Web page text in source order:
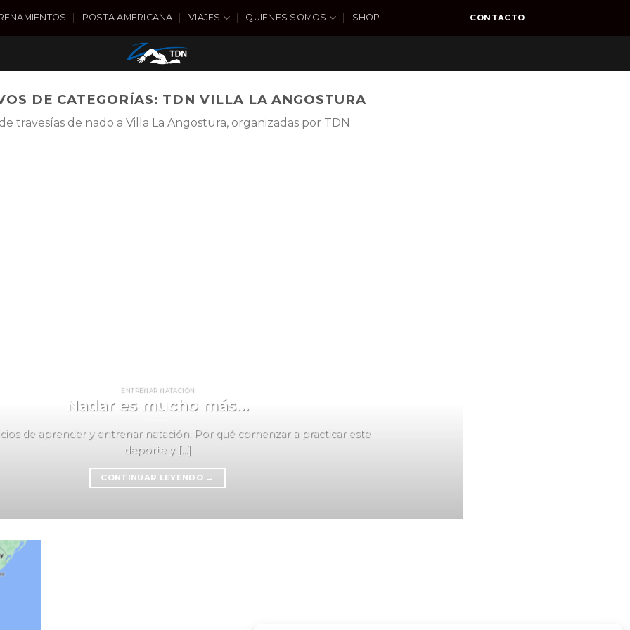
POSTA AMERICANA VIAJES QUIENES SOMOS SHOP CONTACTO
DE CATEGORÍAS: TDN VILLA LA ANGOSTURA
travesías de nado a Villa La Angostura, organizadas por TDN
ENTRENAR NATACIÓN
Nadar es mucho más…
de aprender y entrenar natación. Por qué comenzar a practicar este
deporte y [...]
CONTINUAR LEYENDO →